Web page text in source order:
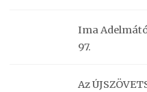
Ima
97.
Az